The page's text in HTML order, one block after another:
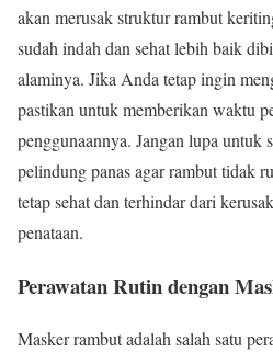
akan merusak struktur rambut
sudah indah dan sehat lebih baik
alaminya. Jika Anda tetap ingin
pastikan untuk memberikan waktu
penggunaannya. Jangan lupa untuk
pelindung panas agar rambut tidak
tetap sehat dan terhindar dari
penataan.
Perawatan Rutin dengan
Masker rambut adalah salah satu